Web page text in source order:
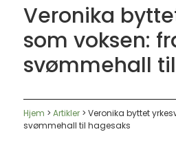
Veronika
som voksen:
svømmehall
Hjem > Artikler> Veronika byttet
svømmehall til hagesaks